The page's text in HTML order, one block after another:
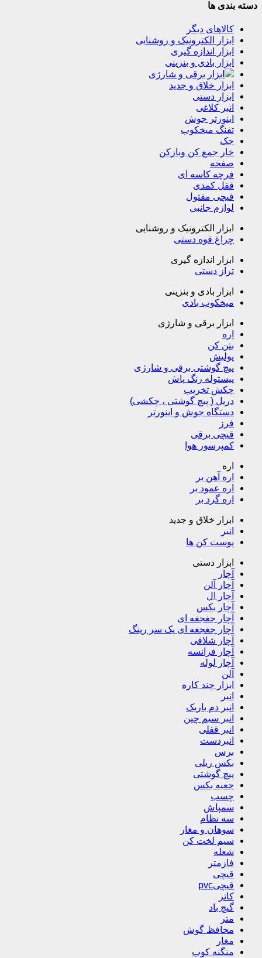
دسته بندی ها
کالاهای دیگر
ابزار الکترونیک و روشنایی
ابزار اندازه گیری
ابزار بادی و بنزینی
ابزار برقی و شارژی
ابزار خلاق و جدید
ابزار دستی
انبر کلاغی
اینورتر جوش
تفنگ میخکوب
جک
خار جمع کن وبازکن
صفحه
فرچه کاسه ای
قفل کمدی
قیچی مفتول
لوازم جانبی
ابزار الکترونیک و روشنایی
چراغ قوه دستی
ابزار اندازه گیری
تراز دستی
ابزار بادی و بنزینی
میخکوب بادی
ابزار برقی و شارژی
اره
بتن کن
پولیش
پیچ گوشتی برقی و شارژی
پیستوله رنگ پاش
چکش تخریب
دریل ( پیچ گوشتی ، چکشی)
دستگاه جوش و اینورتر
فرز
قیچی برقی
کمپرسور هوا
اره
اره آهن بر
اره عمود بر
اره گرد بر
ابزار خلاق و جدید
انبر
پوست کن ها
ابزار دستی
آچار
آچار آلن
آچار ال
آچار بکس
آچار جغجغه ای
آچار جغجغه ای یک سر رینگ
آچار شلاقی
آچار فرانسه
آچار لوله
آلن
ابزار چند کاره
انبر
انبر دم باریک
انبر سیم چین
انبر قفلی
انبردست
برس
بکس ریلی
پیچ گوشتی
جعبه بکس
چسب
سمپاش
سه نظام
سوهان و مغار
سیم لخت کن
شعله
فازمتر
قیچی
قیچیpvc
کاتر
گیچ باد
متر
محافظ گوش
مغار
منگنه کوب